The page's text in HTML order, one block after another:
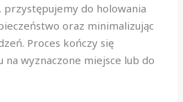
przystępujemy do holowania
oraz minimalizując
Proces kończy się
wyznaczone miejsce lub do